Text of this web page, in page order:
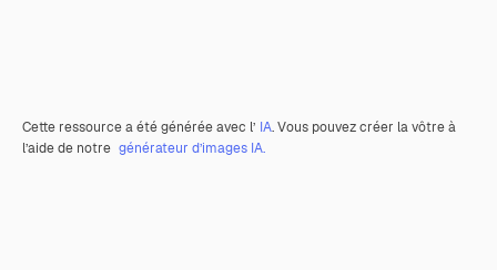
Cette ressource a été générée avec l’ IA. Vous pouvez créer la vôtre à
l’aide de notre générateur d’images IA.